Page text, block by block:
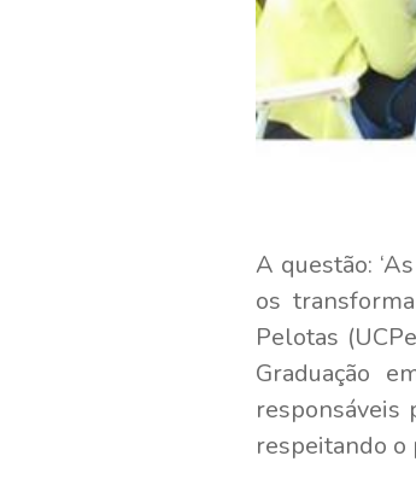
A questão:
os
Pelotas
Graduação
responsáveis
respeitando